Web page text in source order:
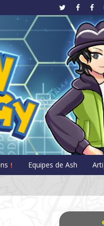
Mythology
Equipes de Ash